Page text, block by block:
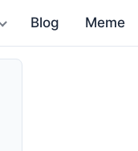
Blog Meme